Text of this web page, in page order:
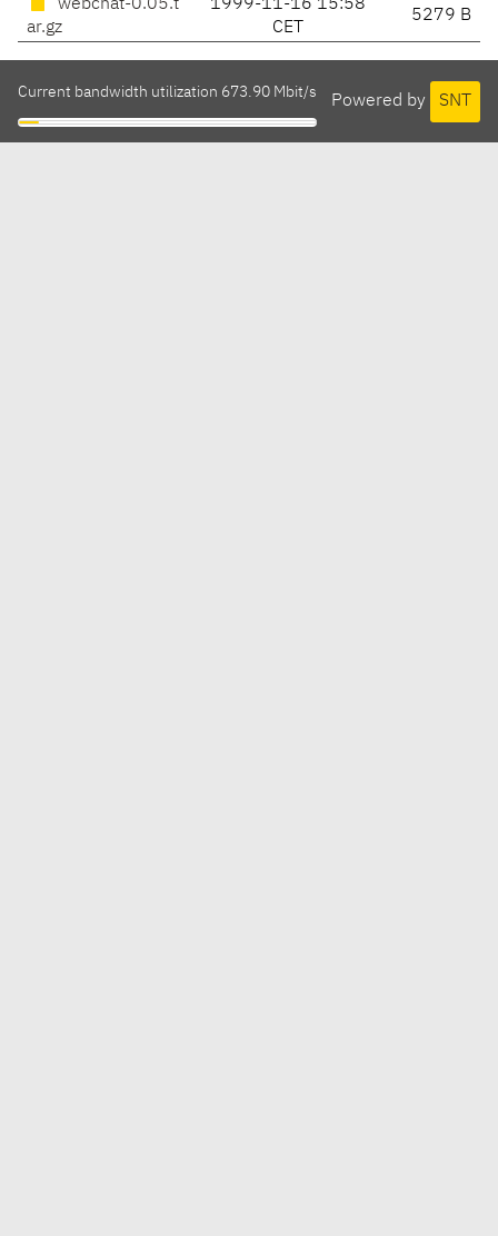
webchat-0.05.t
ar.gz
1999-11-16 15:58
CET
5279 B
Powered by SNT
Current bandwidth utilization 673.90 Mbit/s